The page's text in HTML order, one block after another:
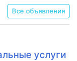
Все объявления
услуги